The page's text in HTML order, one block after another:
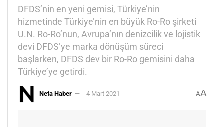
DFDS’nin en yeni gemisi, Türkiye’nin
hizmetinde Türkiye’nin en büyük Ro-Ro şirketi
U.N. Ro-Ro’nun, Avrupa’nın denizcilik ve lojistik
devi DFDS’ye marka dönüşüm süreci
başlarken, DFDS dev bir Ro-Ro gemisini daha
Türkiye’ye getirdi.
Neta Haber 4 Mart 2021 AA